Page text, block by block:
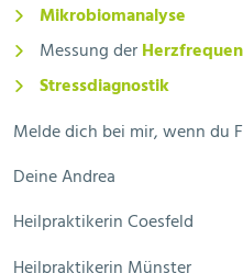
Mikrobiomanalyse
Messung der
Stressdiagnostik
Melde dich bei mir, wenn du
Deine Andrea
Heilpraktikerin Coesfeld